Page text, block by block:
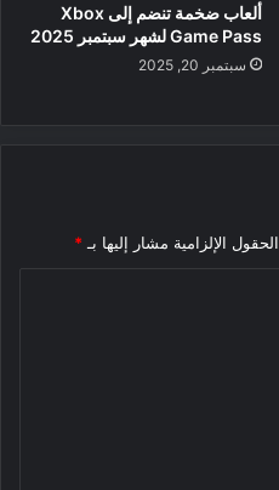
ألعاب ضخمة تنضم إلى Xbox
Game Pass لشهر سبتمبر 2025
سبتمبر 20, 2025
الحقول الإلزامية مشار إليها بـ *